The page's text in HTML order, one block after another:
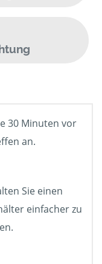
30 Minuten vor
an.
Sie einen
einfacher zu